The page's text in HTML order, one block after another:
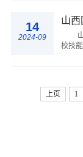
14
2024-09
山西
校技
上页 1